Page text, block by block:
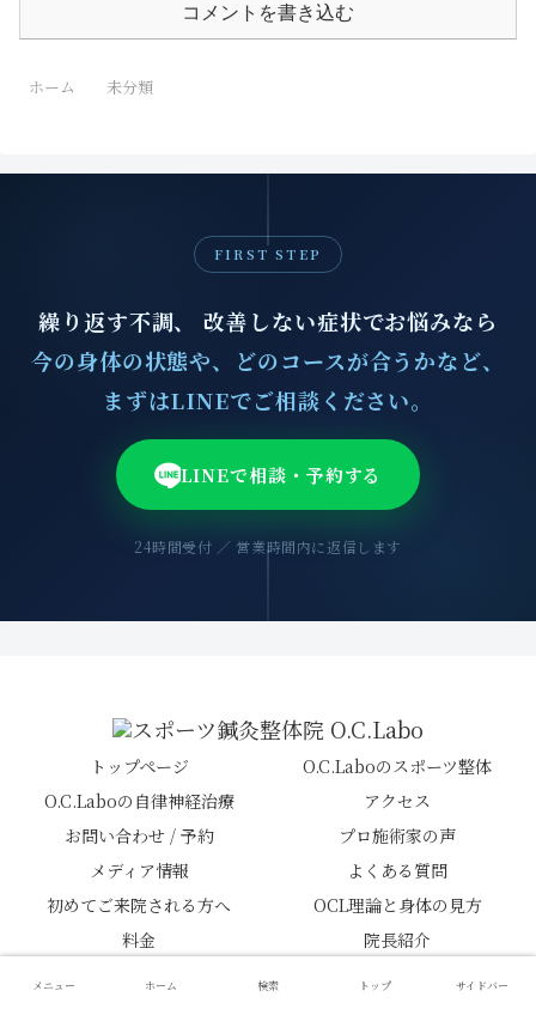
コメントを書き込む
ホーム 未分類
FIRST STEP
繰り返す不調、 改善しない症状でお悩みなら
今の身体の状態や、どのコースが合うかなど、
まずはLINEでご相談ください。
LINEで相談・予約する
24時間受付 ／ 営業時間内に返信します
トップページ
O.C.Laboのスポーツ整体
O.C.Laboの自律神経治療
アクセス
お問い合わせ / 予約
プロ施術家の声
メディア情報
よくある質問
初めてご来院される方へ
OCL理論と身体の見方
料金
院長紹介
© 2026 スポーツ鍼灸整体院 O.C.Labo.
メニュー ホーム 検索 トップ サイドバー